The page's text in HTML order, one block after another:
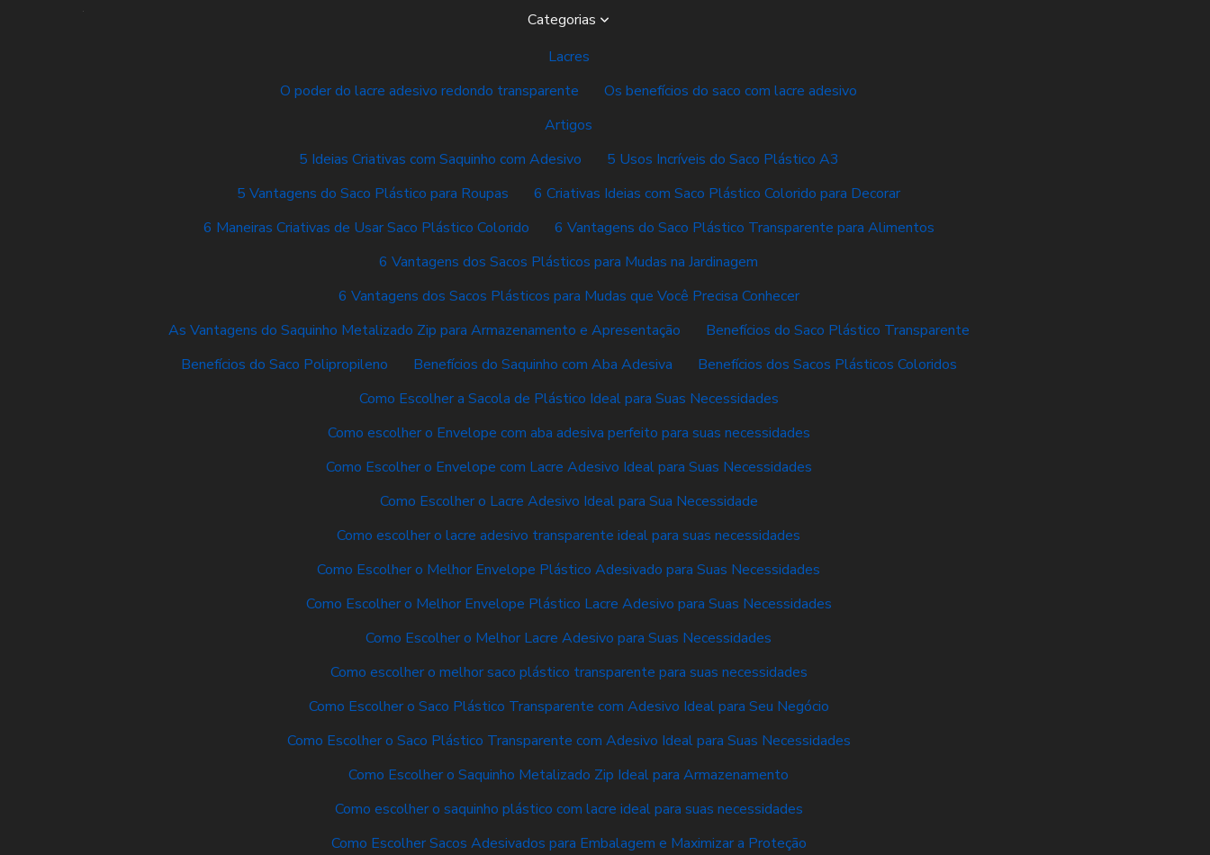
Categorias
Lacres
O poder do lacre adesivo redondo transparente
Os benefícios do saco com lacre adesivo
Artigos
5 Ideias Criativas com Saquinho com Adesivo
5 Usos Incríveis do Saco Plástico A3
5 Vantagens do Saco Plástico para Roupas
6 Criativas Ideias com Saco Plástico Colorido para Decorar
6 Maneiras Criativas de Usar Saco Plástico Colorido
6 Vantagens do Saco Plástico Transparente para Alimentos
6 Vantagens dos Sacos Plásticos para Mudas na Jardinagem
6 Vantagens dos Sacos Plásticos para Mudas que Você Precisa Conhecer
As Vantagens do Saquinho Metalizado Zip para Armazenamento e Apresentação
Benefícios do Saco Plástico Transparente
Benefícios do Saco Polipropileno
Benefícios do Saquinho com Aba Adesiva
Benefícios dos Sacos Plásticos Coloridos
Como Escolher a Sacola de Plástico Ideal para Suas Necessidades
Como escolher o Envelope com aba adesiva perfeito para suas necessidades
Como Escolher o Envelope com Lacre Adesivo Ideal para Suas Necessidades
Como Escolher o Lacre Adesivo Ideal para Sua Necessidade
Como escolher o lacre adesivo transparente ideal para suas necessidades
Como Escolher o Melhor Envelope Plástico Adesivado para Suas Necessidades
Como Escolher o Melhor Envelope Plástico Lacre Adesivo para Suas Necessidades
Como Escolher o Melhor Lacre Adesivo para Suas Necessidades
Como escolher o melhor saco plástico transparente para suas necessidades
Como Escolher o Saco Plástico Transparente com Adesivo Ideal para Seu Negócio
Como Escolher o Saco Plástico Transparente com Adesivo Ideal para Suas Necessidades
Como Escolher o Saquinho Metalizado Zip Ideal para Armazenamento
Como escolher o saquinho plástico com lacre ideal para suas necessidades
Como Escolher Sacos Adesivados para Embalagem e Maximizar a Proteção